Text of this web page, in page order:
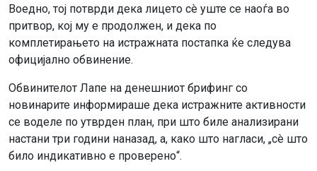
Воедно, тој потврди дека лицето сè уште се наоѓа во
притвор, кој му е продолжен, и дека по
комплетирањето на истражната постапка ќе следува
официјално обвинение.
Обвинителот Лапе на денешниот брифинг со
новинарите информираше дека истражните активности
се воделе по утврден план, при што биле анализирани
настани три години наназад, а, како што нагласи, „сè што
било индикативно е проверено“.